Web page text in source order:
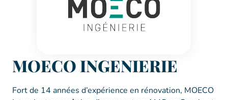
MOECO INGENIERIE
Fort de 14 années d’expérience en rénovation, MOECO